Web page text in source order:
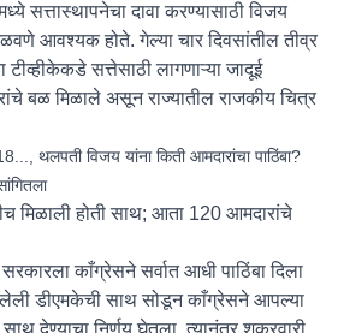
सत्तास्थापनेचा दावा करण्यासाठी विजय
आवश्यक होते. गेल्या चार दिवसांतील तीव्र
सत्तेसाठी लागणाऱ्या जादूई
बळ मिळाले असून राज्यातील राजकीय चित्र
थलपती विजय यांना किती आमदारांचा पाठिंबा?
मिळाली होती साथ; आता 120 आमदारांचे
काँग्रेसने सर्वात आधी पाठिंबा दिला
डीएमकेची साथ सोडून काँग्रेसने आपल्या
देण्याचा निर्णय घेतला. त्यानंतर शुक्रवारी